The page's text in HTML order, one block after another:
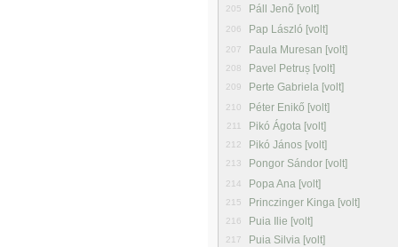
205 Páll Jenõ [volt]
206 Pap László [volt]
207 Paula Muresan [volt]
208 Pavel Petruș [volt]
209 Perte Gabriela [volt]
210 Péter Enikő [volt]
211 Pikó Ágota [volt]
212 Pikó János [volt]
213 Pongor Sándor [volt]
214 Popa Ana [volt]
215 Princzinger Kinga [volt]
216 Puia Ilie [volt]
217 Puia Silvia [volt]